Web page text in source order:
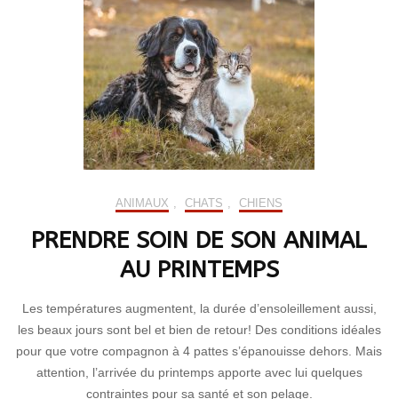
ANIMAUX , CHATS , CHIENS
PRENDRE SOIN DE SON ANIMAL
AU PRINTEMPS
Les températures augmentent, la durée d’ensoleillement aussi,
les beaux jours sont bel et bien de retour! Des conditions idéales
pour que votre compagnon à 4 pattes s’épanouisse dehors. Mais
attention, l’arrivée du printemps apporte avec lui quelques
contraintes pour sa santé et son pelage.